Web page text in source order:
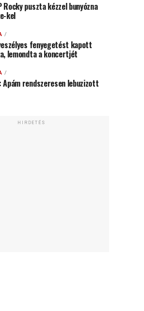
Rocky puszta kézzel bunyózna
kel
fenyegetést kapott
lemondta a koncertjét
Apám rendszeresen lebuzizott
HIRDETÉS